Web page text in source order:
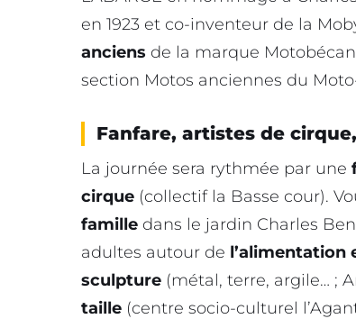
en 1923 et co-inventeur de la
anciens de la marque
section Motos anciennes du
Fanfare, artistes de
La journée sera rythmée par une
cirque (collectif la Basse cour).
famille dans le jardin Charles
adultes autour de l’alimentation
sculpture (métal, terre, argile… ;
taille (centre socio-culturel